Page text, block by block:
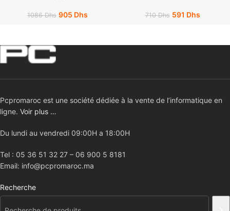
1086Dhs 905 Dhs 710Dhs 591 Dhs
Pcpromaroc est une société dédiée à la vente de l’informatique en
ligne. Voir plus …
Du lundi au vendredi 09:00H a 18:00H
Tel : 05 36 51 32 27 – 06 900 5 8181
Email: info@pcpromaroc.ma
Recherche